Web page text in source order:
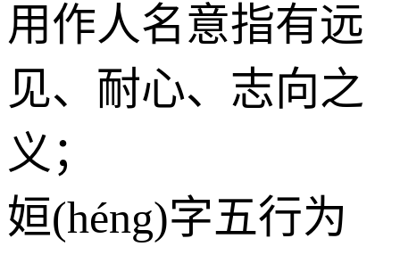
用作人名意指有远
见、耐心、志向之
义；
姮(héng)字五行为